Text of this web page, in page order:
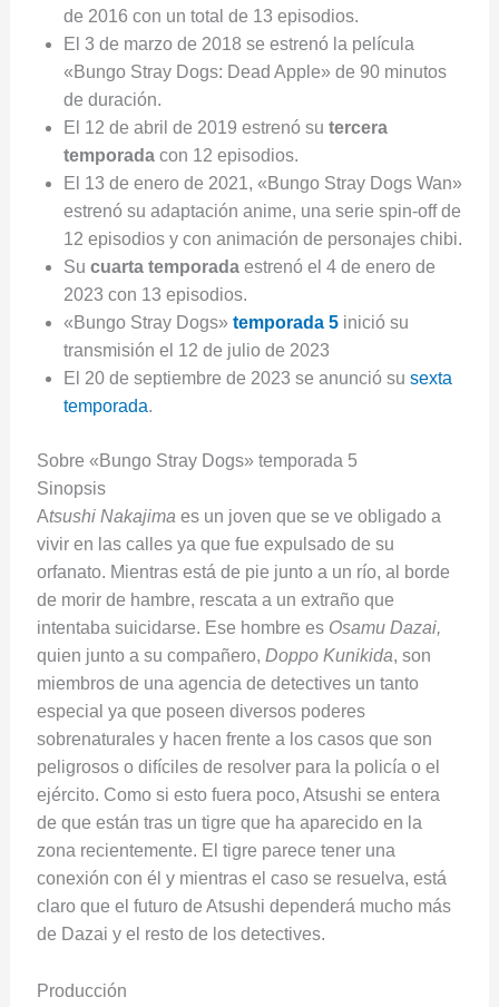
de 2016 con un total de 13 episodios.
El 3 de marzo de 2018 se estrenó la película
«Bungo Stray Dogs: Dead Apple» de 90 minutos
de duración.
El 12 de abril de 2019 estrenó su tercera
temporadacon 12 episodios.
El 13 de enero de 2021, «Bungo Stray Dogs Wan»
estrenó su adaptación anime, una serie spin-off de
12 episodios y con animación de personajes chibi.
Su cuarta temporadaestrenó el 4 de enero de
2023 con 13 episodios.
«Bungo Stray Dogs» temporada 5 inició su
transmisión el 12 de julio de 2023
El 20 de septiembre de 2023 se anunció su sexta
temporada.
Sobre «Bungo Stray Dogs» temporada 5
Sinopsis
Atsushi Nakajima es un joven que se ve obligado a
vivir en las calles ya que fue expulsado de su
orfanato. Mientras está de pie junto a un río, al borde
de morir de hambre, rescata a un extraño que
intentaba suicidarse. Ese hombre es Osamu Dazai,
quien junto a su compañero, Doppo Kunikida, son
miembros de una agencia de detectives un tanto
especial ya que poseen diversos poderes
sobrenaturales y hacen frente a los casos que son
peligrosos o difíciles de resolver para la policía o el
ejército. Como si esto fuera poco, Atsushi se entera
de que están tras un tigre que ha aparecido en la
zona recientemente. El tigre parece tener una
conexión con él y mientras el caso se resuelva, está
claro que el futuro de Atsushi dependerá mucho más
de Dazai y el resto de los detectives.
Producción